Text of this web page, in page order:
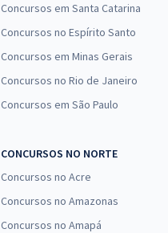
Concursos em Santa Catarina
Concursos no Espírito Santo
Concursos em Minas Gerais
Concursos no Rio de Janeiro
Concursos em São Paulo
CONCURSOS NO NORTE
Concursos no Acre
Concursos no Amazonas
Concursos no Amapá